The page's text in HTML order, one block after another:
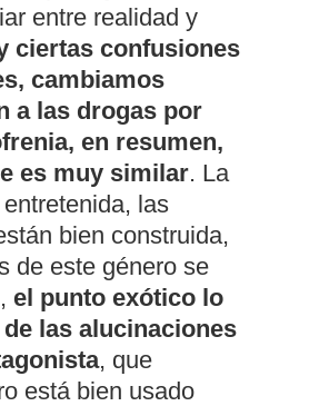
entre realidad y
ciertas confusiones
cambiamos
a las drogas por
en resumen,
es muy similar. La
las
bien construida,
de este género se
el punto exótico lo
las alucinaciones
, que
está bien usado